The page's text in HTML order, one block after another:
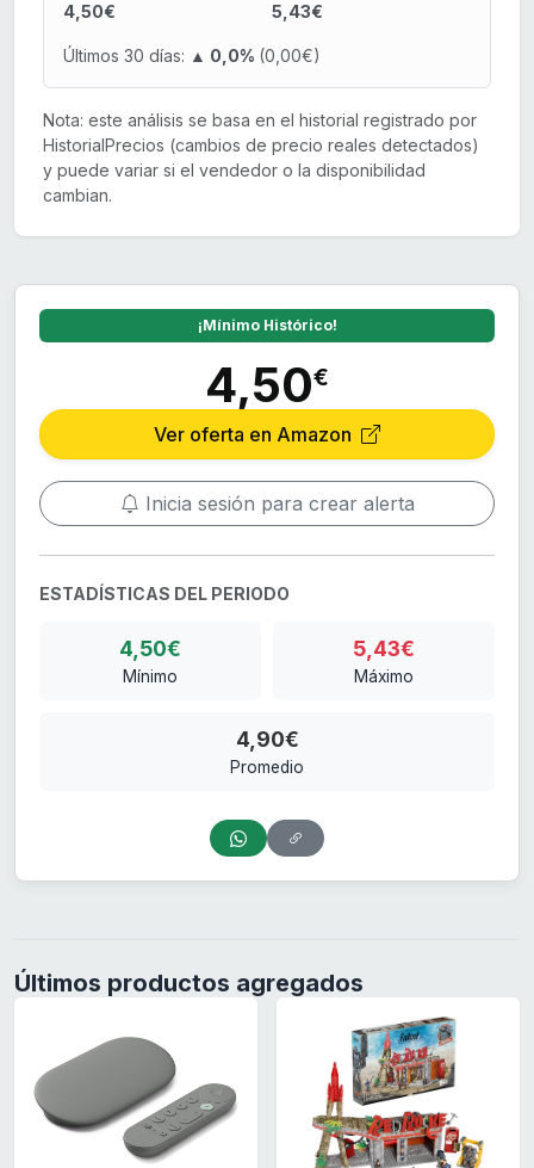
4,50€
5,43€
Últimos 30 días: ▲ 0,0% (0,00€)
Nota: este análisis se basa en el historial registrado por
HistorialPrecios (cambios de precio reales detectados)
y puede variar si el vendedor o la disponibilidad
cambian.
¡Mínimo Histórico!
4,50€
Ver oferta en Amazon
Inicia sesión para crear alerta
ESTADÍSTICAS DEL PERIODO
4,50€
Mínimo
5,43€
Máximo
4,90€
Promedio
Últimos productos agregados